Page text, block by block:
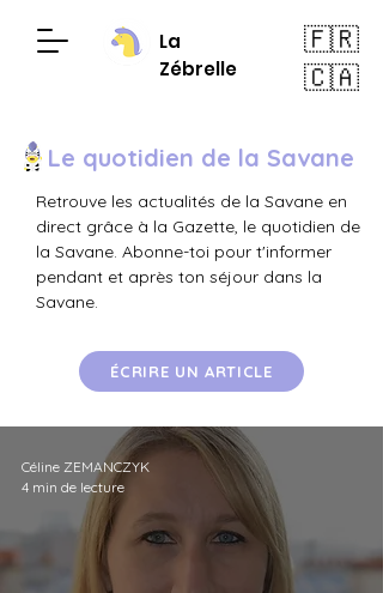
La
Zébrelle
🇫🇷
🇨🇦
Le quotidien de la Savane
Retrouve les actualités de la Savane en
direct grâce à la Gazette, le quotidien de
la Savane. Abonne-toi pour t'informer
pendant et après ton séjour dans la
Savane.
ÉCRIRE UN ARTICLE
Céline ZEMANCZYK
4 min de lecture